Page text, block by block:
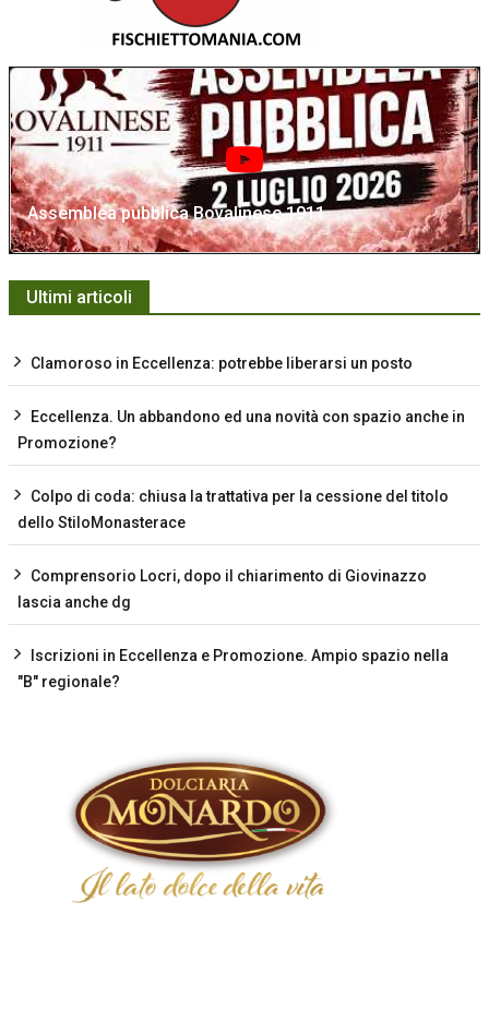
Assemblea pubblica Bovalinese 1911
Ultimi articoli
Clamoroso in Eccellenza: potrebbe liberarsi un posto
Eccellenza. Un abbandono ed una novità con spazio anche in
Promozione?
Colpo di coda: chiusa la trattativa per la cessione del titolo
dello StiloMonasterace
Comprensorio Locri, dopo il chiarimento di Giovinazzo
lascia anche dg
Iscrizioni in Eccellenza e Promozione. Ampio spazio nella
"B" regionale?